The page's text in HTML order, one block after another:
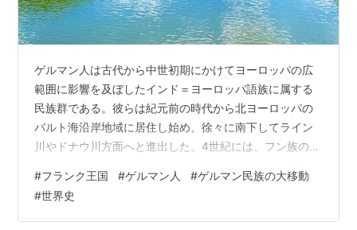
ゲルマン人は古代から中世初期にかけてヨーロッパの広
範囲に影響を及ぼしたインド＝ヨーロッパ語族に属する
民族群である。彼らは紀元前の時代から北ヨーロッパの
バルト海沿岸地域に居住し始め、徐々に南下してライン
川やドナウ川方面へと進出した。4世紀には、フン族の圧
国の領土内に侵入した。この過程で、ゲルマン人はいく
つもの王国を建国し、ヨーロッパの歴史において重要な
役割を果たした。 東ゴード王国とロンバルディア王国 東
#フランク王国 #ゲルマン人 #ゲルマン民族の大移動
#世界史